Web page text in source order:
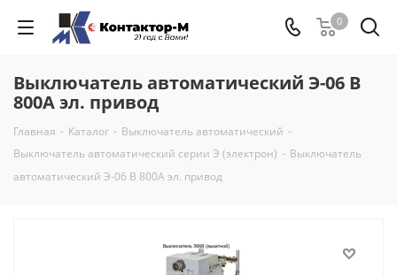
0
Выключатель автоматический Э-06 В
800А эл. привод
Главная - Каталог - Выключатель автоматический -
Выключатель автоматический серии Э (электрон) - Выключатель
автоматический Э-06 В 800А эл. привод